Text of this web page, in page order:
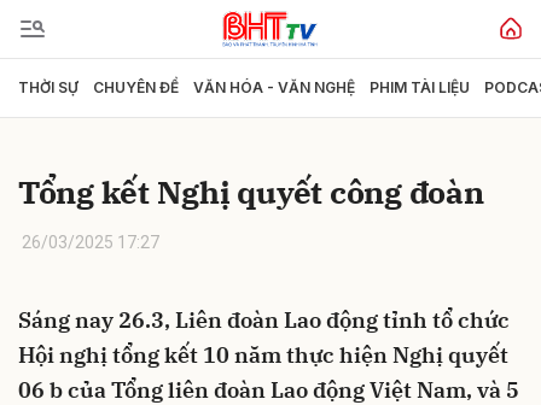
THỜI SỰ CHUYÊN ĐỀ VĂN HÓA - VĂN NGHỆ PHIM TÀI LIỆU
Tổng kết Nghị quyết công đoàn
26/03/2025 17:27
Sáng nay 26.3, Liên đoàn Lao động tỉnh tổ chức
Hội nghị tổng kết 10 năm thực hiện Nghị quyết
06 b của Tổng liên đoàn Lao động Việt Nam, và 5
Gửi bình luận
Hủy Gửi